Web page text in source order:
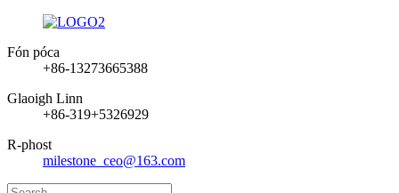
Fón póca
+86-13273665388
Glaoigh Linn
+86-319+5326929
R-phost
milestone_ceo@163.com